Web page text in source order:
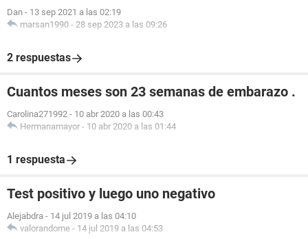
Dan - 13 sep 2021 a las 02:19
marsan1990 - 28 sep 2023 a las 09:26
2 respuestas
Cuantos meses son 23 semanas de embarazo .
Carolina271992 - 10 abr 2020 a las 00:43
Hermanamayor - 10 abr 2020 a las 01:44
1 respuesta
Test positivo y luego uno negativo
Alejabdra - 14 jul 2019 a las 04:10
valorandome - 14 jul 2019 a las 04:53